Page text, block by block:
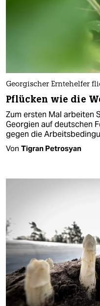
Georgischer Ern­te­hel­fe­r
Pflücken wie die
Zum ersten Mal arbeiten
Georgien auf deutschen
gegen die
Von Tigran Petrosyan